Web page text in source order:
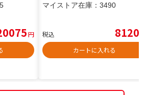
円
マイストア在庫： 3490
税込 8120
カートに入れる